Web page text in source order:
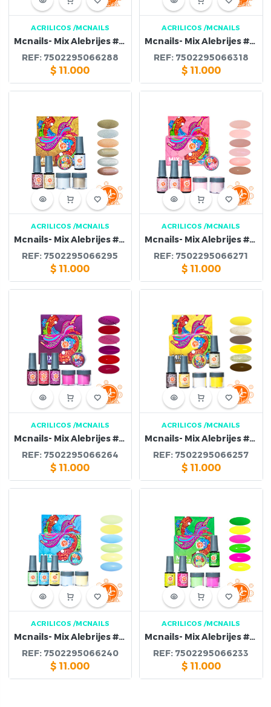
ACRILICOS /MCNAILS
Mcnails- Mix Alebrijes #7 Esmalte & Polvo Acrilico
REF: 7502295066288
$ 11.000
ACRILICOS /MCNAILS
Mcnails- Mix Alebrijes #10 Esmalte & Polvo Acrilico
REF: 7502295066318
$ 11.000
ACRILICOS /MCNAILS
Mcnails- Mix Alebrijes #8 Esmalte & Polvo Acrilico
REF: 7502295066295
$ 11.000
ACRILICOS /MCNAILS
Mcnails- Mix Alebrijes #6 Esmalte & Polvo Acrilico
REF: 7502295066271
$ 11.000
ACRILICOS /MCNAILS
Mcnails- Mix Alebrijes #5 Esmalte & Polvo Acrilico
REF: 7502295066264
$ 11.000
ACRILICOS /MCNAILS
Mcnails- Mix Alebrijes #4 Esmalte & Polvo Acrilico
REF: 7502295066257
$ 11.000
ACRILICOS /MCNAILS
Mcnails- Mix Alebrijes #3 Esmalte & Polvo Acrilico
REF: 7502295066240
$ 11.000
ACRILICOS /MCNAILS
Mcnails- Mix Alebrijes #2 Esmalte & Polvo Acrilico
REF: 7502295066233
$ 11.000